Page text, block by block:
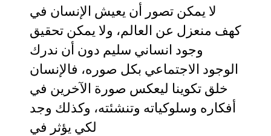
لا يمكن تصور أن يعيش الإنسان في
كهف منعزل عن العالم، ولا يمكن تحقيق
وجود انساني سليم دون أن ندرك
الوجود الاجتماعي بكل صوره، فالإنسان
خلق تكوينا ليعكس صورة الآخرين في
أفكاره وسلوكياته وتنشئته، وكذلك وجد
لكي يؤثر في